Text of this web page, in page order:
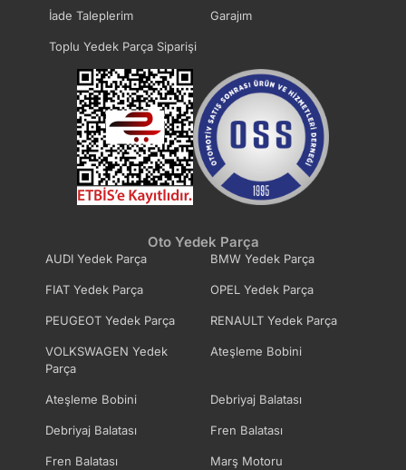
İade Taleplerim Garajım
Toplu Yedek Parça Siparişi
Oto Yedek Parça
AUDI Yedek Parça BMW Yedek Parça
FIAT Yedek Parça OPEL Yedek Parça
PEUGEOT Yedek Parça RENAULT Yedek Parça
VOLKSWAGEN Yedek
Parça
Ateşleme Bobini
Ateşleme Bobini Debriyaj Balatası
Debriyaj Balatası Fren Balatası
Fren Balatası Marş Motoru